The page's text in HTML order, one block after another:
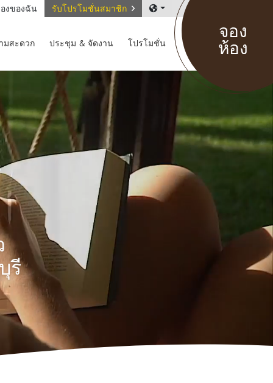
งของฉัน รับโปรโมชั่นสมาชิก
มสะดวก ประชุม & จัดงาน โปรโมชั่น
รี
จอง
ห้อง